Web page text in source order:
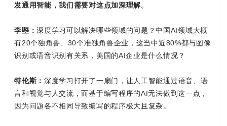
发通用智能，我们需要对这点加深理解。
李曌：深度学习可以解决哪些领域的问题？中国AI领域大概
有20个独角兽、30个准独角兽企业，这当中近80%都与图像
识别或语音识别有关系，美国的AI企业是什么情况？
特伦斯： 深度学习打开了一扇门，让人工智能通过语音、语
言和视觉与人交流，而基于编写程序的AI无法做到这一点，
因为问题各不相同导致编写的程序极大且复杂。